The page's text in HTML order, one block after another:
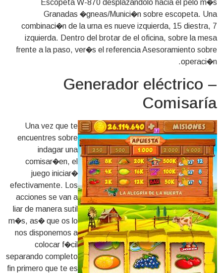
Escopeta W-870 desplazándolo hacia el pelo m�s
Granadas �gneas/Munici�n sobre escopeta. Una
combinaci�n de la urna es nueve izquierda, 15 diestra, 7
izquierda. Dentro del brotar de el oficina, sobre la mesa
frente a la paso, ver�s el referencia Asesoramiento sobre
operaci�n.
Generador eléctrico –
Comisaría
Una vez que te
encuentres sobre
indagar una
comisar�en, el
juego iniciar�
efectivamente. Los
acciones se van a
liar de manera sutil
m�s, as� que os lo
nos disponemos a
colocar f�cil
separando completo
fin primero que te es